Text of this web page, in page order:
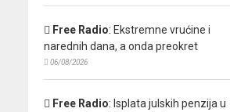
Free Radio: Ekstremne vrućine i
narednih dana, a onda preokret
06/08/2026
Free Radio: Isplata julskih penzija u